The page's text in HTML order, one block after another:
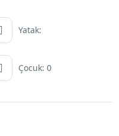
Yatak:
Çocuk: 0